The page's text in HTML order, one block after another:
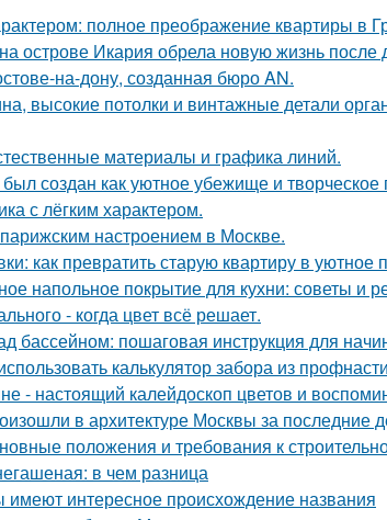
полное преображение квартиры в
острове Икария обрела новую жизнь после
на-дону, созданная бюро AN.
высокие потолки и винтажные детали
материалы и графика линий.
создан как уютное убежище и творческое
с лёгким характером.
настроением в Москве.
как превратить старую квартиру в уютное
напольное покрытие для кухни: советы и
- когда цвет всё решает.
бассейном: пошаговая инструкция для
калькулятор забора из
- настоящий калейдоскоп цветов и
в архитектуре Москвы за последние
положения и требования к
в чем разница
интересное происхождение названия